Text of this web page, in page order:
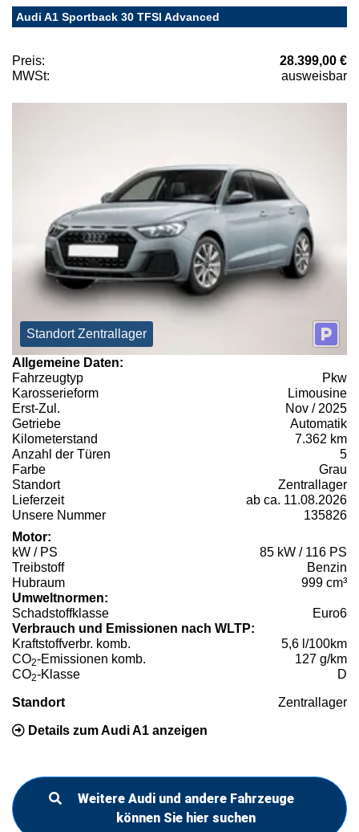
Audi A1 Sportback 30 TFSI Advanced
Preis:
28.399,00 €
MWSt:
ausweisbar
Standort Zentrallager
Allgemeine Daten:
Fahrzeugtyp
Pkw
Karosserieform
Limousine
Erst-Zul.
Nov / 2025
Getriebe
Automatik
Kilometerstand
7.362 km
Anzahl der Türen
5
Farbe
Grau
Standort
Zentrallager
Lieferzeit
ab ca. 11.08.2026
Unsere Nummer
135826
Motor:
kW / PS
85 kW / 116 PS
Treibstoff
Benzin
Hubraum
999 cm³
Umweltnormen:
Schadstoffklasse
Euro6
Verbrauch und Emissionen nach WLTP:
Kraftstoffverbr. komb.
5,6 l/100km
CO2-Emissionen komb.
127 g/km
CO2-Klasse D
Standort Zentrallager
Details zum Audi A1 anzeigen
Weitere Audi und andere Fahrzeuge
können Sie hier suchen